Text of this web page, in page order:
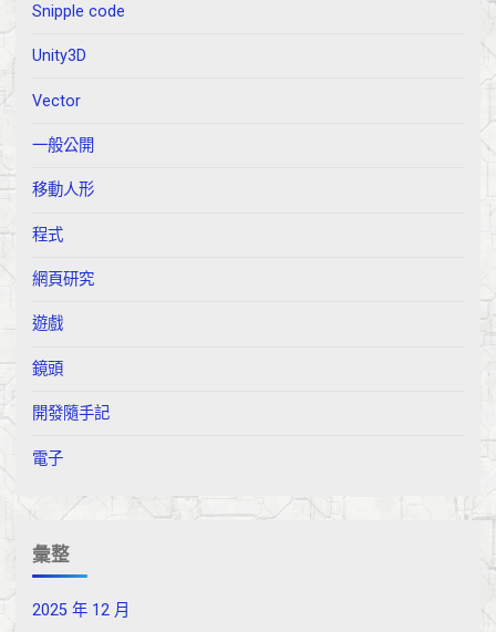
Snipple code
Unity3D
Vector
一般公開
移動人形
程式
網頁研究
遊戲
鏡頭
開發隨手記
電子
彙整
2025 年 12 月